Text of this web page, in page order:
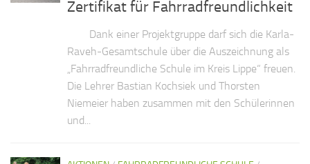
Zertifikat für Fahrradfreundlichkeit
Dank einer Projektgruppe darf sich die Karla-
Raveh-Gesamtschule über die Auszeichnung als
„Fahrradfreundliche Schule im Kreis Lippe“ freuen.
Die Lehrer Bastian Kochsiek und Thorsten
Niemeier haben zusammen mit den Schülerinnen
und...